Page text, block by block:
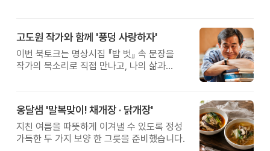
고도원 작가와 함께 '풍덩 사랑하자'
이번 북토크는 명상시집 『밥 벗』 속 문장을
작가의 목소리로 직접 만나고, 나의 삶과
옹달샘 '말복맞이! 채개장 · 닭개장'
지친 여름을 따뜻하게 이겨낼 수 있도록 정성
가득한 두 가지 보양 한 그릇을 준비했습니다.